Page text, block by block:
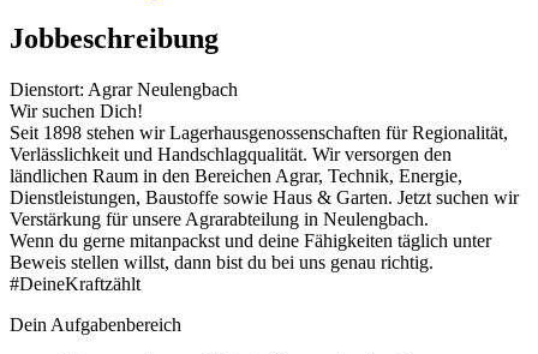
Jobbeschreibung
Dienstort: Agrar Neulengbach
Wir suchen Dich!
Seit 1898 stehen wir Lagerhausgenossenschaften für Regionalität,
Verlässlichkeit und Handschlagqualität. Wir versorgen den
ländlichen Raum in den Bereichen Agrar, Technik, Energie,
Dienstleistungen, Baustoffe sowie Haus & Garten. Jetzt suchen wir
Verstärkung für unsere Agrarabteilung in Neulengbach.
Wenn du gerne mitanpackst und deine Fähigkeiten täglich unter
Beweis stellen willst, dann bist du bei uns genau richtig.
#DeineKraftzählt
Dein Aufgabenbereich